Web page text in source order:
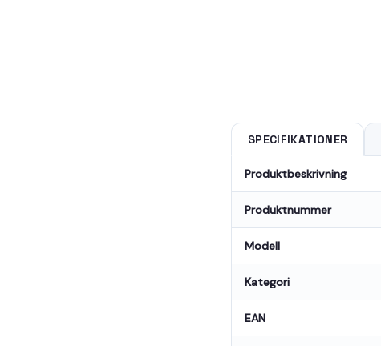
SPECIFIKATIONER
Produktbeskrivning
Produktnummer
Modell
Kategori
EAN